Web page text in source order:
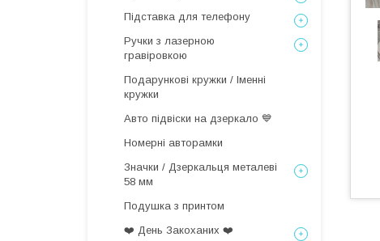
Підставка для телефону
Ручки з лазерною
гравіровкою
Подарункові кружки / Іменні
кружки
Авто підвіски на дзеркало 💙
Номерні авторамки
Значки / Дзеркальця металеві
58 мм
Подушка з принтом
❤️ День Закоханих ❤️